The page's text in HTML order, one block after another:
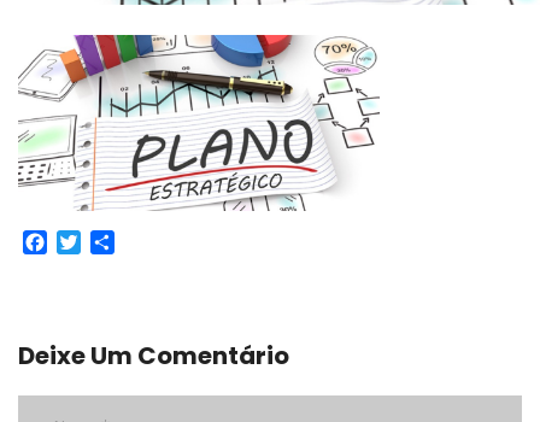
Facebook
Twitter
Deixe Um Comentário